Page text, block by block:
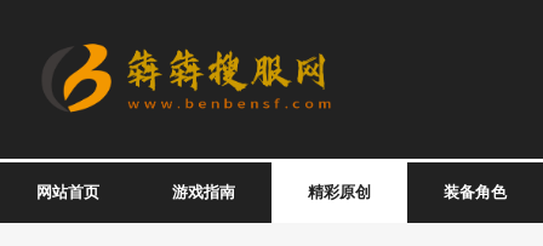
网站首页 游戏指南 精彩原创 装备角色